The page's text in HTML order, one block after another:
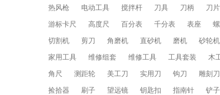
热风枪
电动工具 搅拌杆 刀具 刀柄 刀片
游标卡尺
高度尺 百分表 千分表 表座
切割机
剪刀 角磨机 直砂机 磨机 砂轮机
家用工具
维修组套 维修工具 工具套装 木
角尺
测距轮 美工刀 实用刀 钩刀 雕刻刀
捡拾器
刷子 望远镜 钥匙扣 指南针 铲子